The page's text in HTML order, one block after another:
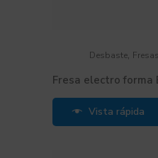
Desbaste,
Fresa electro forma
Vista rápida